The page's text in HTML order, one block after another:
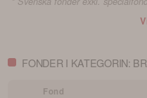
FONDER I KATEGORIN:
Fond